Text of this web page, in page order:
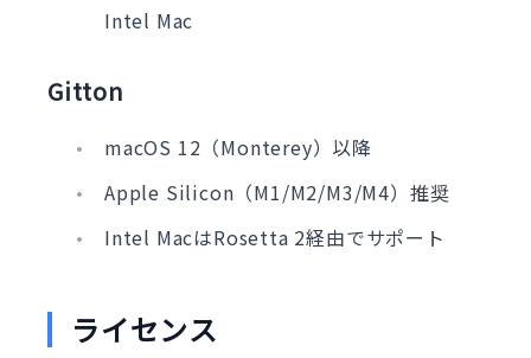
Intel Mac
Gitton
macOS 12（Monterey）以降
Apple Silicon（M1/M2/M3/M4）推奨
Intel MacはRosetta 2経由でサポート
ライセンス